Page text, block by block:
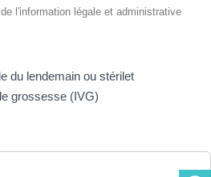
l'information légale et administrative
du lendemain ou stérilet
grossesse (IVG)